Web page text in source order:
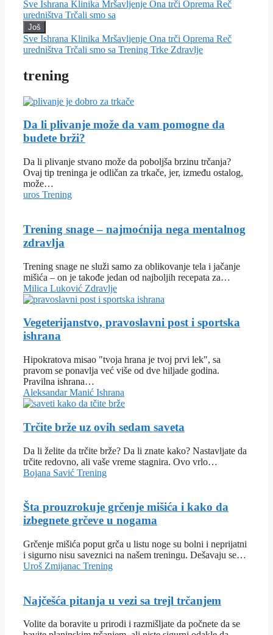
Sve Ishrana Klinika Mršavljenje Ona trči Oprema Reč
uredništva Trčali smo sa
Još
Sve Ishrana Klinika Mršavljenje Ona trči Oprema Reč
uredništva Trčali smo sa Trening Trke Zdravlje
trening
Da li plivanje može da vam pomogne da
budete brži?
Da li plivanje stvano može da poboljša brzinu trčanja?
Ovaj tip treninga je odličan za trkače, jer, između ostalog,
može…
uros Trening
Trening snage – najmoćnija nega mentalnog
zdravlja
Trening snage ne služi samo za oblikovanje tela i jačanje
mišića – on je takođe jedan od najboljih recepata za…
Milica Luković Zdravlje
Vegeterijanstvo, pravoslavni post i sportska
ishrana
Hipokratova misao "tvoja hrana je tvoj prvi lek", sa
pravom se ponavlja već više od dve hiljade godina.
Pravilna ishrana…
Aleksandar Manić Ishrana
Trčite brže uz ovih sedam saveta
Da li želite da trčite brže? Da li znate kako? Nastavljate da
trčite redovno, ali vaše vreme stagnira. Ovo vrlo…
Bojana Savić Trening
Šta prouzrokuje grčenje mišića i kako da
izbegnete grčeve u nogama
Grčenje mišića poput grča u listu noge su bolni i neprijatni
i sigurno nisu saveznici na našem treningu. Dešavaju se…
Uroš Zmijanac Trening
Najčešća pitanja u vezi sa trejl trčanjem
Volite da boravite u prirodi i razmišljate da počnete da se